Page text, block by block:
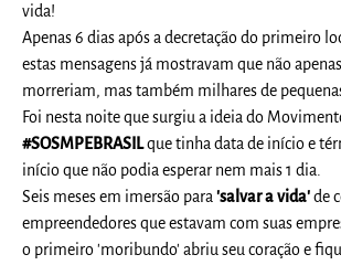
vida!
Apenas 6 dias após a decretação do primeiro
estas mensagens já mostravam que não
morreriam, mas também milhares de
Foi nesta noite que surgiu a ideia do
#SOSMPEBRASILque tinha data de início e
início que não podia esperar nem mais 1 dia.
Seis meses em imersão para 'salvar a vida'de
empreendedores que estavam com suas
o primeiro 'moribundo' abriu seu coração e